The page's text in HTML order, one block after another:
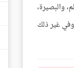
والبصيرة،
غير ذلك